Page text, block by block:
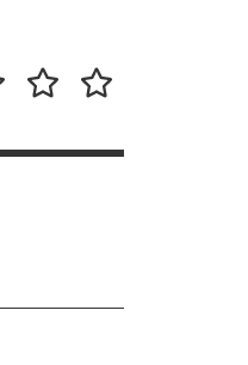
Impressum/DSGVO
Promotion